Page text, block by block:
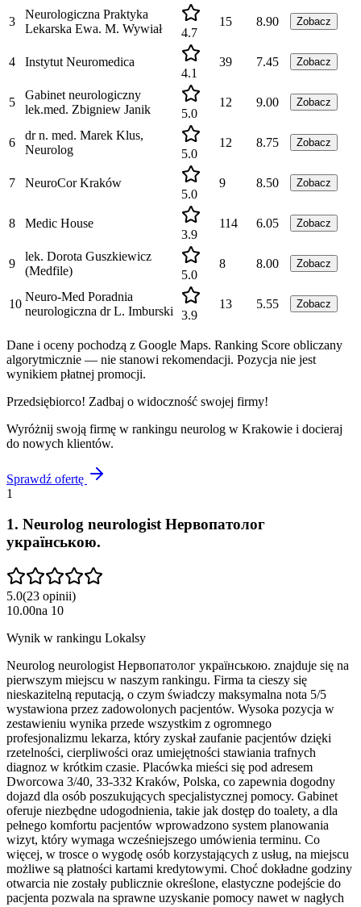
3
Neurologiczna Praktyka
Lekarska Ewa. M. Wywiał
4.7
15 8.90 Zobacz
4
Instytut Neuromedica
4.1
39 7.45 Zobacz
5
Gabinet neurologiczny
lek.med. Zbigniew Janik
5.0
12 9.00 Zobacz
6
dr n. med. Marek Klus,
Neurolog
5.0
12 8.75 Zobacz
7
NeuroCor Kraków
5.0
9 8.50 Zobacz
8
Medic House
3.9
114 6.05 Zobacz
9
lek. Dorota Guszkiewicz
(Medfile)
5.0
8 8.00 Zobacz
10
Neuro-Med Poradnia
neurologiczna dr L. Imburski
3.9
13 5.55 Zobacz
Dane i oceny pochodzą z Google Maps. Ranking Score obliczany
algorytmicznie — nie stanowi rekomendacji. Pozycja nie jest
wynikiem płatnej promocji.
Przedsiębiorco! Zadbaj o widoczność swojej firmy!
Wyróżnij swoją firmę w rankingu neurolog w Krakowie i docieraj
do nowych klientów.
Sprawdź ofertę
1
1. Neurolog neurologist Нервопатолог
українською.
5.0(23 opinii)
10.00na 10
Wynik w rankingu Lokalsy
Neurolog neurologist Нервопатолог українською. znajduje się na
pierwszym miejscu w naszym rankingu. Firma ta cieszy się
nieskazitelną reputacją, o czym świadczy maksymalna nota 5/5
wystawiona przez zadowolonych pacjentów. Wysoka pozycja w
zestawieniu wynika przede wszystkim z ogromnego
profesjonalizmu lekarza, który zyskał zaufanie pacjentów dzięki
rzetelności, cierpliwości oraz umiejętności stawiania trafnych
diagnoz w krótkim czasie. Placówka mieści się pod adresem
Dworcowa 3/40, 33-332 Kraków, Polska, co zapewnia dogodny
dojazd dla osób poszukujących specjalistycznej pomocy. Gabinet
oferuje niezbędne udogodnienia, takie jak dostęp do toalety, a dla
pełnego komfortu pacjentów wprowadzono system planowania
wizyt, który wymaga wcześniejszego umówienia terminu. Co
więcej, w trosce o wygodę osób korzystających z usług, na miejscu
możliwe są płatności kartami kredytowymi. Choć dokładne godziny
otwarcia nie zostały publicznie określone, elastyczne podejście do
pacjenta pozwala na sprawne uzyskanie pomocy nawet w nagłych